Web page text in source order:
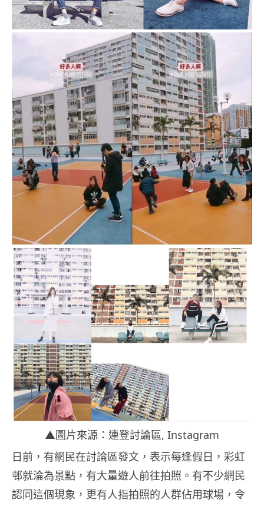
▲圖片來源：連登討論區, Instagram
日前，有網民在討論區發文，表示每逢假日，彩虹
邨就淪為景點，有大量遊人前往拍照。有不少網民
認同這個現象，更有人指拍照的人群佔用球場，令